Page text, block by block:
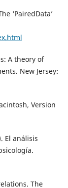
‘PairedData’
A theory of
New Jersey:
Version
El análisis
The